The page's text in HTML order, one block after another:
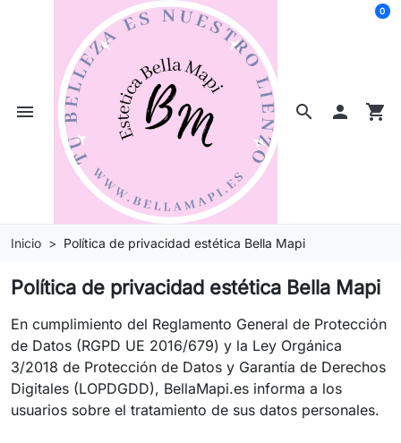
search
menu  shopping_cart
0
Inicio Política de privacidad estética Bella Mapi
Política de privacidad estética Bella Mapi
En cumplimiento del Reglamento General de Protección
de Datos (RGPD UE 2016/679) y la Ley Orgánica
3/2018 de Protección de Datos y Garantía de Derechos
Digitales (LOPDGDD), BellaMapi.es informa a los
usuarios sobre el tratamiento de sus datos personales.